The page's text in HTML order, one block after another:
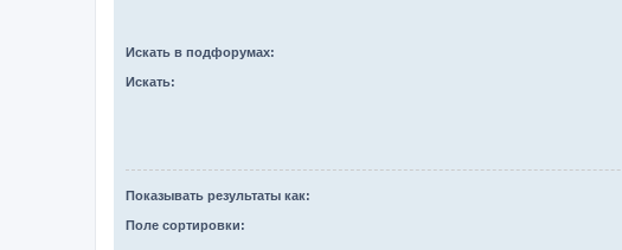
Искать в подфорумах:
Искать:
Показывать результаты как:
Поле сортировки: